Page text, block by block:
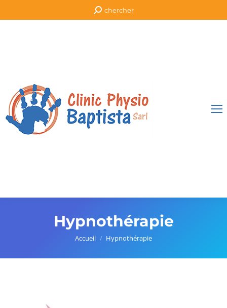
Recherche
:
chercher
Hypnothérapie
Vous êtes ici :
Accueil Hypnothérapie